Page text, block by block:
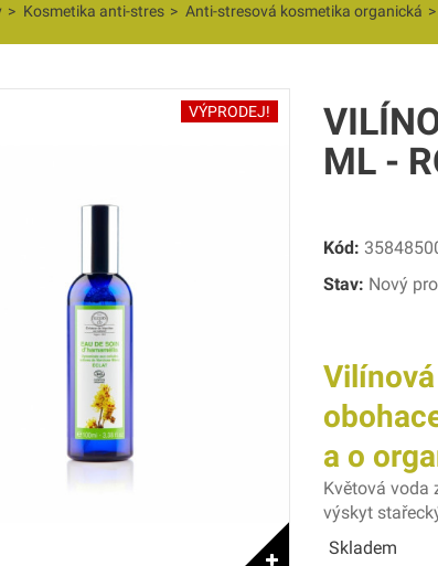
> Kosmetika anti-stres > Anti-stresová kosmetika organická >
VÝPRODEJ!
ML -
Kód:
Stav: Nový
a o
Květová voda
výskyt
Skladem